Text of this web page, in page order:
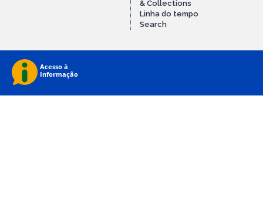
& Collections
Linha do tempo
Search